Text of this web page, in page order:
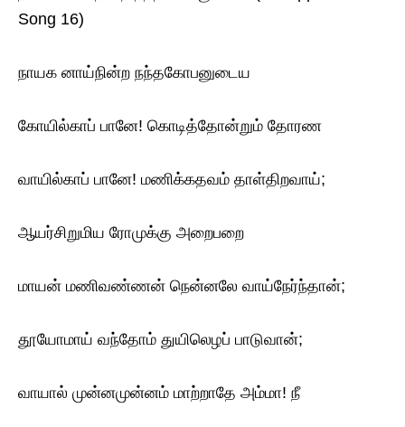
Song 16)
நாயக னாய்நின்ற நந்தகோபனுடைய
கோயில்காப் பானே! கொடித்தோன்றும் தோரண
வாயில்காப் பானே! மணிக்கதவம் தாள்திறவாய்;
ஆயர்சிறுமிய ரோமுக்கு அறைபறை
மாயன் மணிவண்ணன் நென்னலே வாய்நேர்ந்தான்;
தூயோமாய் வந்தோம் துயிலெழப் பாடுவான்;
வாயால் முன்னமுன்னம் மாற்றாதே அம்மா! நீ